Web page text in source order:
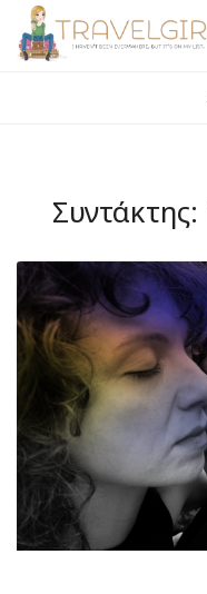
Skip
Συντάκτης: